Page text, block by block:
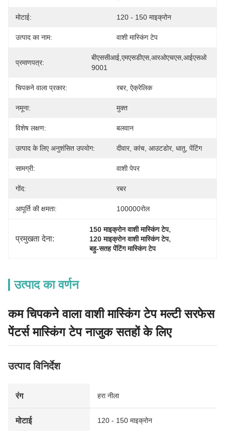
मोटाई: 120 - 150 माइक्रोन
उत्पाद का नाम: वाशी मास्किंग टेप
प्रमाणपत्र:
बीएससीआई,एमएसडीएस,आरओएचएस,आईएसओ
9001
चिपकने वाला प्रकार: रबर, ऐक्रेलिक
नमूना: मुक्त
विशेष लक्षण: बलवान
उत्पाद के लिए अनुशंसित उपयोग: दीवार, कांच, आउटडोर, धातु, पेंटिंग
सामग्री: वाशी पेपर
गोंद: रबर
आपूर्ति की क्षमता: 100000रोल
प्रमुखता देना:
150 माइक्रोन वाशी मास्किंग टेप,
120 माइक्रोन वाशी मास्किंग टेप,
बहु-सतह पेंटिंग मास्किंग टेप
उत्पाद का वर्णन
कम चिपकने वाला वाशी मास्किंग टेप मल्टी सरफेस
पेंटर्स मास्किंग टेप नाजुक सतहों के लिए
उत्पाद विनिर्देश
रंग हरा नीला
मोटाई 120 - 150 माइक्रोन